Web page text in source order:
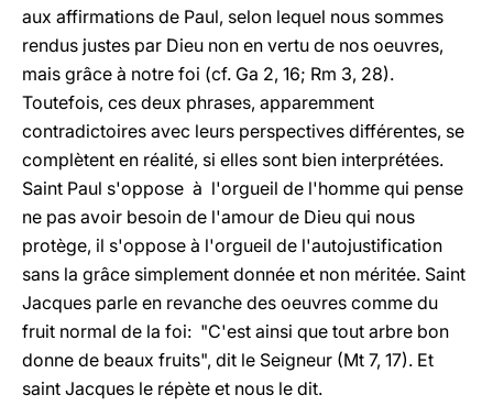
aux affirmations de Paul, selon lequel nous sommes
rendus justes par Dieu non en vertu de nos oeuvres,
mais grâce à notre foi (cf. Ga 2, 16; Rm 3, 28).
Toutefois, ces deux phrases, apparemment
contradictoires avec leurs perspectives différentes, se
complètent en réalité, si elles sont bien interprétées.
Saint Paul s'oppose à l'orgueil de l'homme qui pense
ne pas avoir besoin de l'amour de Dieu qui nous
protège, il s'oppose à l'orgueil de l'autojustification
sans la grâce simplement donnée et non méritée. Saint
Jacques parle en revanche des oeuvres comme du
fruit normal de la foi: "C'est ainsi que tout arbre bon
donne de beaux fruits", dit le Seigneur (Mt 7, 17). Et
saint Jacques le répète et nous le dit.